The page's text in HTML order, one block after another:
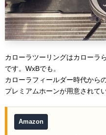
カローラツーリングはカローラ
です。WxBでも。
カローラフィールダー時代から
プレミアムホーンが用意されて
Amazon